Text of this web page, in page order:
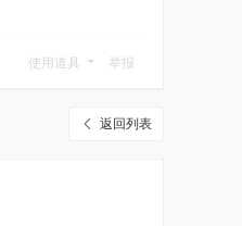
使用道具 举报
返回列表